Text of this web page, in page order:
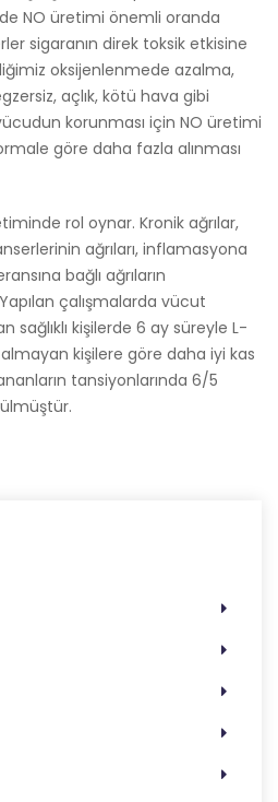
NO üretimi önemli oranda
sigaranın direk toksik etkisine
oksijenlenmede azalma,
açlık, kötü hava gibi
korunması için NO üretimi
göre daha fazla alınması
rol oynar. Kronik ağrılar,
ağrıları, inflamasyona
bağlı ağrıların
çalışmalarda vücut
sağlıklı kişilerde 6 ay süreyle L-
almayan kişilere göre daha iyi kas
tansiyonlarında 6/5